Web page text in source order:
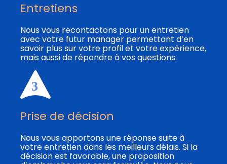
Entretiens
Nous vous recontactons pour un entretien
avec votre futur manager permettant d’en
savoir plus sur votre profil et votre expérience,
mais aussi de répondre à vos questions.
Prise de décision
Nous vous apportons une réponse suite à
votre entretien dans les meilleurs délais. Si la
décision est favorable, une proposition